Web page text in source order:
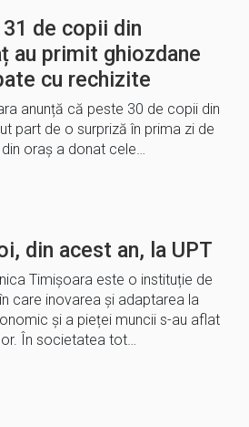
de copii din
au primit ghiozdane
cu rechizite
anunță că peste 30 de copii din
part de o surpriză în prima zi de
oraș a donat cele…
din acest an, la UPT
Timișoara este o instituție de
care inovarea și adaptarea la
și a pieței muncii s-au aflat
În societatea tot…